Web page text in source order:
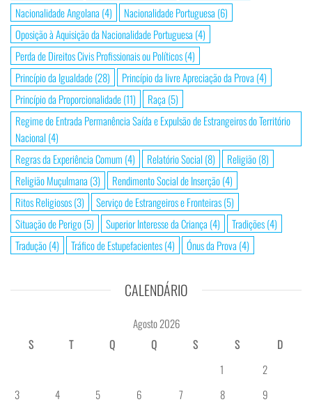
Nacionalidade Angolana (4) Nacionalidade Portuguesa (6)
Oposição à Aquisição da Nacionalidade Portuguesa (4)
Perda de Direitos Civis Profissionais ou Políticos(4)
Princípio da Igualdade(28) Princípio da livre Apreciação da Prova (4)
Princípio da Proporcionalidade(11) Raça (5)
Regime de Entrada Permanência Saída e Expulsão de Estrangeiros do Território
Nacional (4)
Regras da Experiência Comum (4) Relatório Social (8) Religião(8)
Religião Muçulmana (3) Rendimento Social de Inserção(4)
Ritos Religiosos(3) Serviço de Estrangeiros e Fronteiras(5)
Situação de Perigo(5) Superior Interesse da Criança (4) Tradições(4)
Tradução(4) Tráfico de Estupefacientes(4) Ónus da Prova (4)
CALENDÁRIO
Agosto 2026
S
T Q Q S S
D
1
2
3
4 5 6 7 8
9